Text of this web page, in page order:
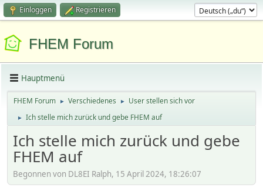
Einloggen Registrieren
FHEM Forum
Hauptmenü
FHEM Forum ► Verschiedenes ► User stellen sich vor
► Ich stelle mich zurück und gebe FHEM auf
Ich stelle mich zurück und gebe
FHEM auf
Begonnen von DL8EI Ralph, 15 April 2024, 18:26:07